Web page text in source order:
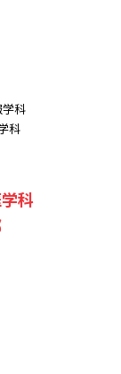
科
科
科